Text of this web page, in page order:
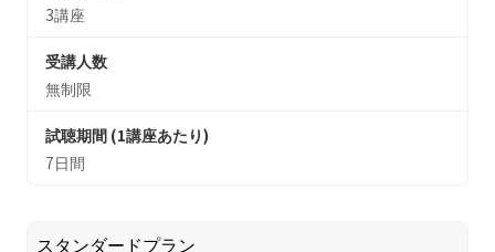
3講座
受講人数
無制限
試聴期間 (1講座あたり)
7日間
スタンダードプラン